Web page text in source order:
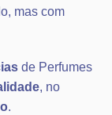
mas com
de Perfumes
, no
.